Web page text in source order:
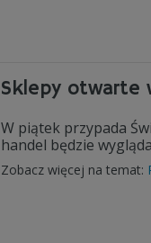
Sklepy otwarte
W piątek przypada
handel będzie
Zobacz więcej na temat: